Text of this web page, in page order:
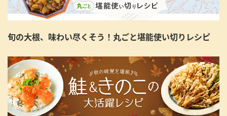
旬の大根、味わい尽くそう！丸ごと堪能使い切りレシピ